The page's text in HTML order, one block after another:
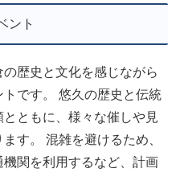
ント
歴史と文化を感じながら
です。 悠久の歴史と伝統
ともに、様々な催しや見
す。 混雑を避けるため、
関を利用するなど、計画